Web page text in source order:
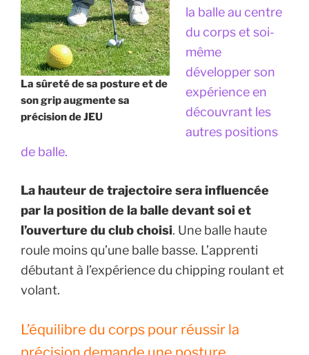
La sûreté de sa posture et de
son grip augmente sa
précision de JEU
la balle au centre
du corps et soi-
même
développer son
expérience en
découvrant les
autres positions
de balle.
La hauteur de trajectoire sera influencée
par la position de la balle devant soi et
l’ouverture du club choisi. Une balle haute
roule moins qu’une balle basse. L’apprenti
débutant à l’expérience du chipping roulant et
volant.
L’équilibre du corps pour réussir la